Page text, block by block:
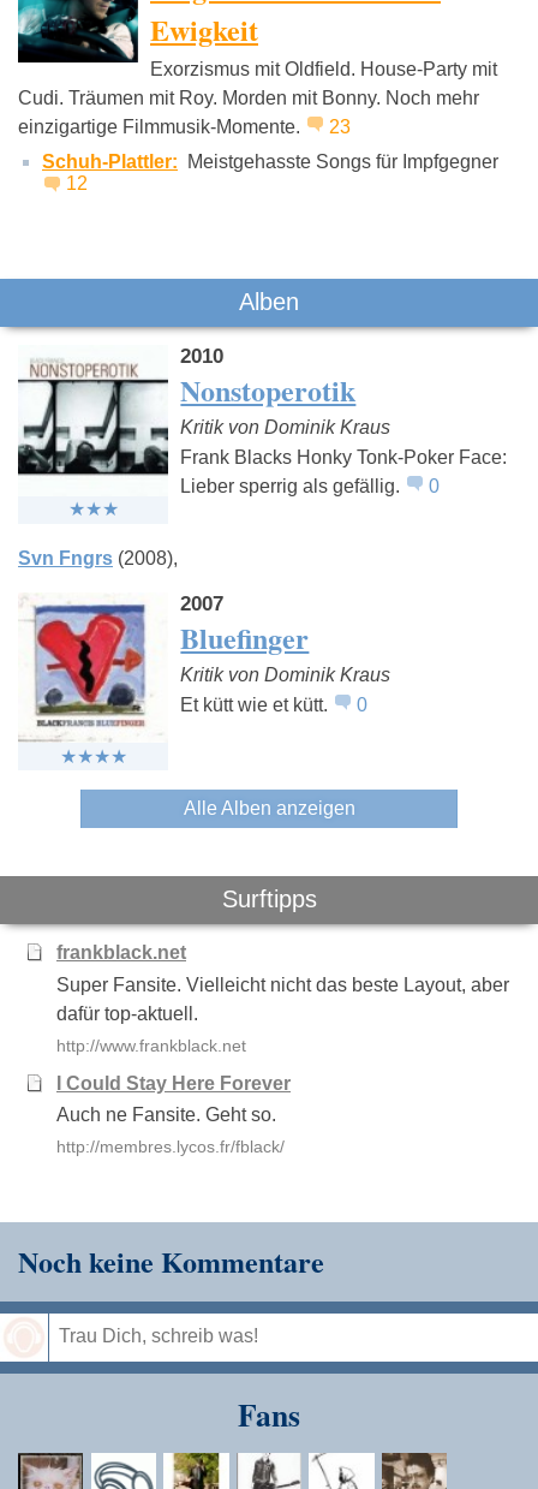
Ewigkeit
Exorzismus mit Oldfield. House-Party mit
Cudi. Träumen mit Roy. Morden mit Bonny. Noch mehr
einzigartige Filmmusik-Momente.
23
Schuh-Plattler:
Meistgehasste Songs für Impfgegner
12
Alben
2010
Nonstoperotik
Kritik von Dominik Kraus
Frank Blacks Honky Tonk-Poker Face:
Lieber sperrig als gefällig.
0
Svn Fngrs (2008)
2007
Bluefinger
Kritik von Dominik Kraus
Et kütt wie et kütt.
0
Alle Alben anzeigen
Surftipps
frankblack.net
Super Fansite. Vielleicht nicht das beste Layout, aber
dafür top-aktuell.
http://www.frankblack.net
I Could Stay Here Forever
Auch ne Fansite. Geht so.
http://membres.lycos.fr/fblack/
Noch keine Kommentare
Fans